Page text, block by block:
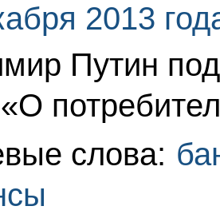
2013
Путин
слова: